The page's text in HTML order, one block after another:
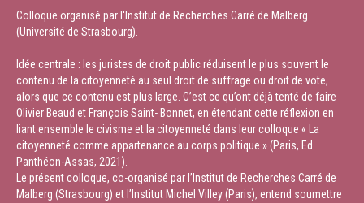
Colloque organisé par l'Institut de Recherches Carré de Malberg
(Université de Strasbourg).
Idée centrale : les juristes de droit public réduisent le plus souvent le
contenu de la citoyenneté au seul droit de suffrage ou droit de vote,
alors que ce contenu est plus large. C’est ce qu’ont déjà tenté de faire
Olivier Beaud et François Saint- Bonnet, en étendant cette réflexion en
liant ensemble le civisme et la citoyenneté dans leur colloque « La
citoyenneté comme appartenance au corps politique » (Paris, Ed.
Panthéon-Assas, 2021).
Le présent colloque, co-organisé par l’Institut de Recherches Carré de
Malberg (Strasbourg) et l’Institut Michel Villey (Paris), entend soumettre